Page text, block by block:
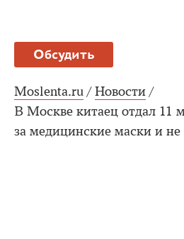
Обсудить
Moslenta.ru / Новости /
В Москве китаец отдал 11
за медицинские маски и